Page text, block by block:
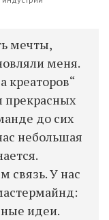
мечты,
меня.
креаторов“
прекрасных
до сих
небольшая
связь. У нас
идеи.